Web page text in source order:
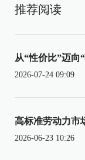
推荐阅读
从“性价比”迈向
2026-07-24 09:09
高标准劳动力市
2026-06-23 10:26